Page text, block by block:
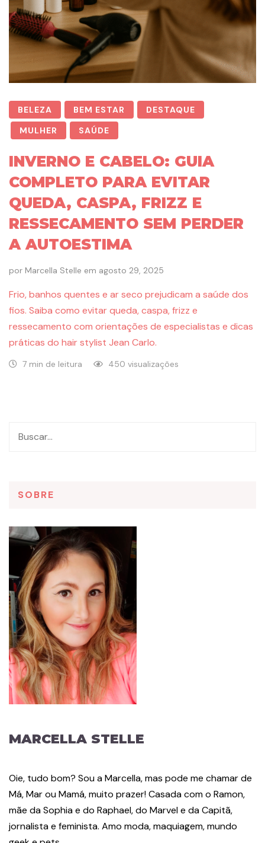
BELEZA BEM ESTAR
DESTAQUE
MULHER
SAÚDE
INVERNO E CABELO: GUIA
COMPLETO PARA EVITAR
QUEDA, CASPA, FRIZZ E
RESSECAMENTO SEM PERDER
A AUTOESTIMA
por Marcella Stelle em agosto 29, 2025
Frio, banhos quentes e ar seco prejudicam a saúde dos
fios. Saiba como evitar queda, caspa, frizz e
ressecamento com orientações de especialistas e dicas
práticas do hair stylist Jean Carlo.
7 min de leitura 450 visualizações
SOBRE
MARCELLA STELLE
Oie, tudo bom? Sou a Marcella, mas pode me chamar de
Má, Mar ou Mamá, muito prazer! Casada com o Ramon,
mãe da Sophia e do Raphael, do Marvel e da Capitã,
jornalista e feminista. Amo moda, maquiagem, mundo